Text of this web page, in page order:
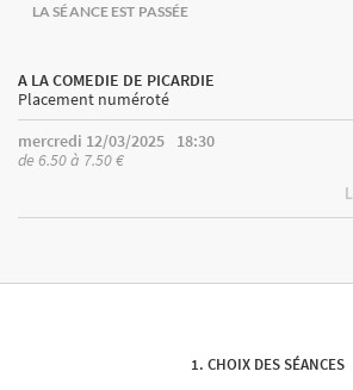
LA SÉANCE EST PASSÉE
A LA COMEDIE DE PICARDIE
Placement numéroté
mercredi 12/03/2025
18:30
de 6.50 à 7.50 €
CHOIX DES SÉANCES